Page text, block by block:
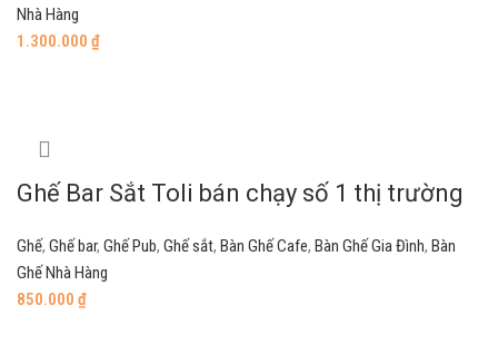
Nhà Hàng
1.300.000 ₫
Ghế Bar Sắt Toli bán chạy số 1 thị trường
Ghế, Ghế bar, Ghế Pub, Ghế sắt, Bàn Ghế Cafe, Bàn Ghế Gia Đình, Bàn
Ghế Nhà Hàng
850.000 ₫